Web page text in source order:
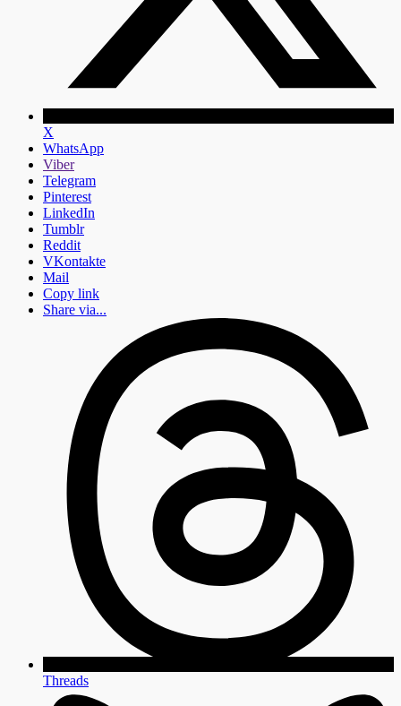
X
WhatsApp
Viber
Telegram
Pinterest
LinkedIn
Tumblr
Reddit
VKontakte
Mail
Copy link
Share via...
Threads